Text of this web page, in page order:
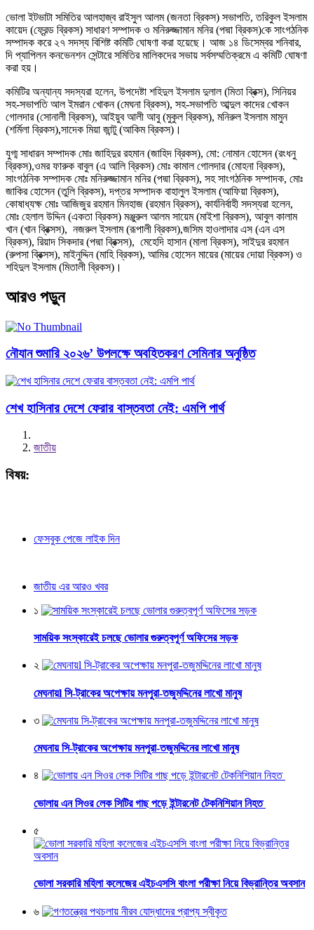
ভোলা ইটভাটা সমিতির আলহাজ্ব রাইসুল আলম (জনতা ব্রিকস) সভাপতি, তরিকুল ইসলাম
কায়েদ (ফ্রেন্ড ব্রিকস) সাধারণ সম্পাদক ও মনিরুজ্জামান মনির (পদ্মা ব্রিকস)কে সাংগঠনিক
সম্পাদক করে ২৭ সদস্য বিশিষ্ট কমিটি ঘোষণা করা হয়েছে। আজ ১৪ ডিসেম্বর শনিবার,
দি প্যাপিলন কনভেনশন সেন্টারে সমিতির মালিকদের সভায় সর্বসম্মতিক্রমে এ কমিটি ঘোষণা
করা হয়।
কমিটির অন্যান্য সদস্যরা হলেন, উপদেষ্টা শহিদুল ইসলাম দুলাল (মিতা ব্রিক্স), সিনিয়র
সহ-সভাপতি আল ইমরান খোকন (মেঘনা ব্রিকস), সহ-সভাপতি আব্দুল কাদের খোকন
গোলদার (সোনালী ব্রিকস), আইয়ুব আলী আবু (মুকুল ব্রিকস), মনিরুল ইসলাম মামুন
(শর্মিলা ব্রিকস),সাদেক মিয়া জান্টু (আকিম ব্রিকস)।
যুগ্ম সাধারন সম্পাদক মোঃ জাহিদুর রহমান (জাহিদ ব্রিকস), মো: নোমান হোসেন (রংধনু
ব্রিকস),ওমর ফারুক বাবুল (এ আলি ব্রিকস) মোঃ কামাল গোলদার (মোহনা ব্রিকস),
সাংগঠনিক সম্পাদক মোঃ মনিরুজ্জামান মনির (পদ্মা ব্রিকস), সহ সাংগঠনিক সম্পাদক, মোঃ
জাকির হোসেন (তুলি ব্রিকস), দপ্তর সম্পাদক বাহালুল ইসলাম (আফিয়া ব্রিকস),
কোষাধ্যক্ষ মোঃ আজিজুর রহমান মিনহাজ (রহমান ব্রিকস), কার্যনির্বাহী সদস্যরা হলেন,
মোঃ হেলাল উদ্দিন (একতা ব্রিকস) মঞ্জুরুল আলম সায়েম (মাইশা ব্রিকস), আবুল কালাম
খান (খান ব্রিক্সস), নজরুল ইসলাম (রূপালী ব্রিকস),জসিম হাওলাদার এস (এন এস
ব্রিকস), রিয়াদ সিকদার (পদ্মা ব্রিক্সস), মেহেদি হাসান (মালা ব্রিকস), সাইদুর রহমান
(রুপসা ব্রিক্সস), মাইনুদ্দিন (মাহি ব্রিকস), আমির হোসেন মায়ের (মায়ের দোয়া ব্রিকস) ও
শহিদুল ইসলাম (মিতালী ব্রিকস)।
আরও পড়ুন
নৌযান শুমারি ২০২৬’ উপলক্ষে অবহিতকরণ সেমিনার অনুষ্ঠিত
শেখ হাসিনার দেশে ফেরার বাস্তবতা নেই: এমপি পার্থ
জাতীয়
বিষয়:
ফেসবুক পেজে লাইক দিন
জাতীয় এর আরও খবর
১
সাময়িক সংস্কারেই চলছে ভোলার গুরুত্বপূর্ণ অফিসের সড়ক
২
মেঘনায়l সি-ট্রাকের অপেক্ষায় মনপুরা-তজুমদ্দিনের লাখো মানুষ
৩
মেঘনায় সি-ট্রাকের অপেক্ষায় মনপুরা-তজুমদ্দিনের লাখো মানুষ
৪
ভোলায় এন সিওর লেক সিটির গাছ পড়ে ইন্টারনেট টেকনিশিয়ান নিহত
৫
ভোলা সরকারি মহিলা কলেজের এইচএসসি বাংলা পরীক্ষা নিয়ে বিভ্রান্তির অবসান
৬